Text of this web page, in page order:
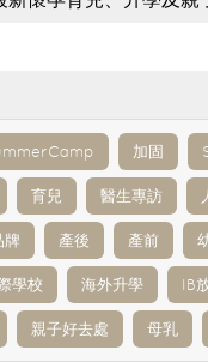
加固
育兒 醫生專訪
牌 產後 產前
學校 海外升學 IB
親子好去處 母乳